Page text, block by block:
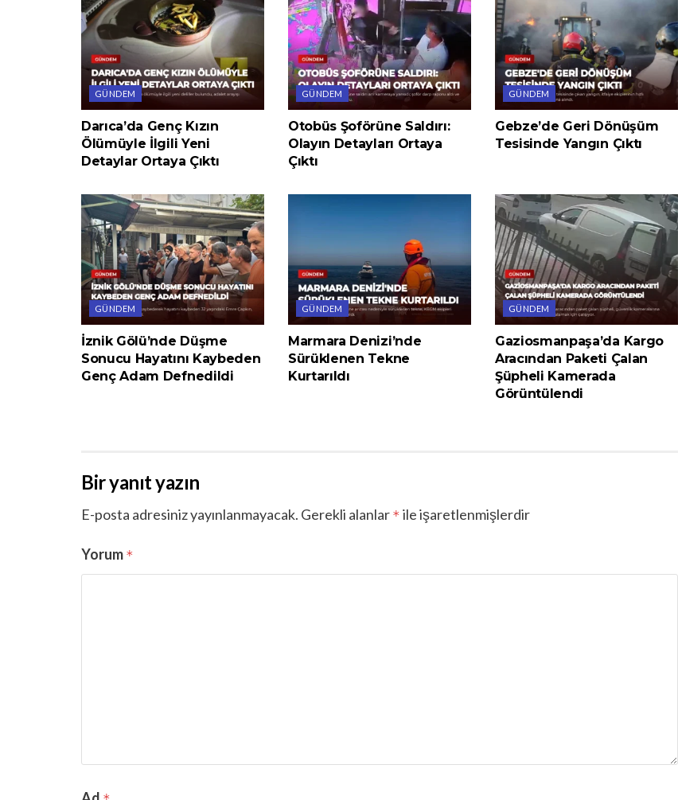
GÜNDEM
Darıca’da Genç Kızın
Ölümüyle İlgili Yeni
Detaylar Ortaya Çıktı
GÜNDEM
Otobüs Şoförüne Saldırı:
Olayın Detayları Ortaya
Çıktı
GÜNDEM
Gebze’de Geri Dönüşüm
Tesisinde Yangın Çıktı
GÜNDEM
İznik Gölü’nde Düşme
Sonucu Hayatını Kaybeden
Genç Adam Defnedildi
GÜNDEM
Marmara Denizi’nde
Sürüklenen Tekne
Kurtarıldı
GÜNDEM
Gaziosmanpaşa’da Kargo
Aracından Paketi Çalan
Şüpheli Kamerada
Görüntülendi
Bir yanıt yazın
E-posta adresiniz yayınlanmayacak. Gerekli alanlar * ile işaretlenmişlerdir
Yorum *